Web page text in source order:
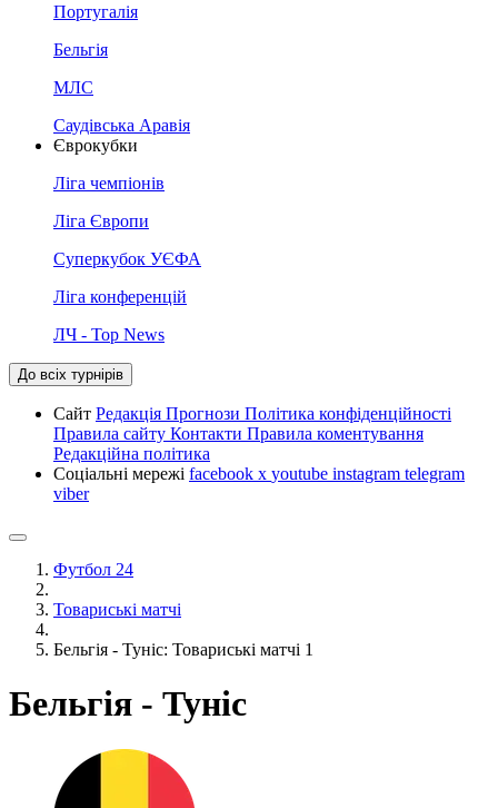
Португалія
Бельгія
МЛС
Саудівська Аравія
Єврокубки
Ліга чемпіонів
Ліга Європи
Суперкубок УЄФА
Ліга конференцій
ЛЧ - Top News
До всіх турнірів
Сайт Редакція Прогнози Політика конфіденційності
Правила сайту Контакти Правила коментування
Редакційна політика
Соціальні мережі facebook x youtube instagram telegram
viber
Футбол 24
Товариські матчі
Бельгія - Туніс: Товариські матчі 1
Бельгія - Туніс